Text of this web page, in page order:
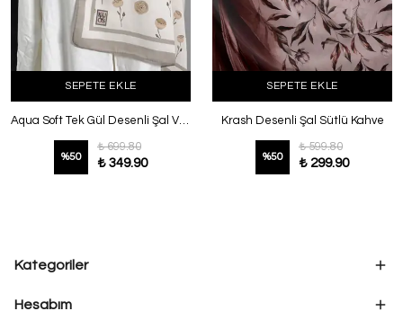
SEPETE EKLE
Aqua Soft Tek Gül Desenli Şal Vizon
%50
₺ 699.80
₺ 349.90
SEPETE EKLE
Krash Desenli Şal Sütlü Kahve
%50
₺ 599.80
₺ 299.90
Kategoriler
Hesabım